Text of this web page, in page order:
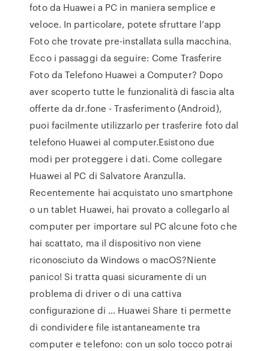
foto da Huawei a PC in maniera semplice e
veloce. In particolare, potete sfruttare l’app
Foto che trovate pre-installata sulla macchina.
Ecco i passaggi da seguire: Come Trasferire
Foto da Telefono Huawei a Computer? Dopo
aver scoperto tutte le funzionalità di fascia alta
offerte da dr.fone - Trasferimento (Android),
puoi facilmente utilizzarlo per trasferire foto dal
telefono Huawei al computer.Esistono due
modi per proteggere i dati. Come collegare
Huawei al PC di Salvatore Aranzulla.
Recentemente hai acquistato uno smartphone
o un tablet Huawei, hai provato a collegarlo al
computer per importare sul PC alcune foto che
hai scattato, ma il dispositivo non viene
riconosciuto da Windows o macOS?Niente
panico! Si tratta quasi sicuramente di un
problema di driver o di una cattiva
configurazione di … Huawei Share ti permette
di condividere file istantaneamente tra
computer e telefono: con un solo tocco potrai